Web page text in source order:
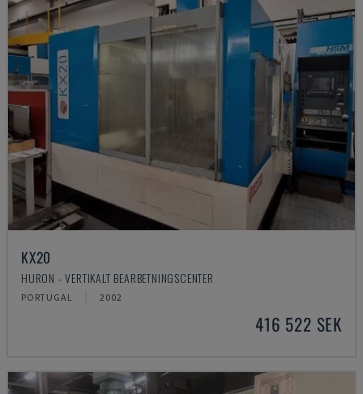
KX20
HURON - VERTIKALT BEARBETNINGSCENTER
PORTUGAL 2002
416 522 SEK